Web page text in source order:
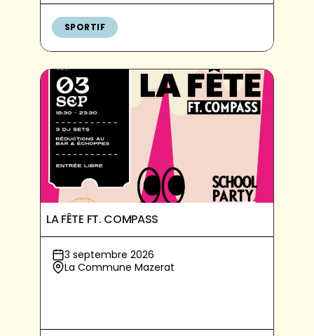
SPORTIF
LA FÊTE FT. COMPASS
3 septembre 2026
La Commune Mazerat